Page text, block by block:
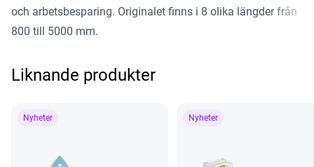
och arbetsbesparing. Originalet finns i 8 olika längder från
800 till 5000 mm.
Liknande produkter
Nyheter Nyheter